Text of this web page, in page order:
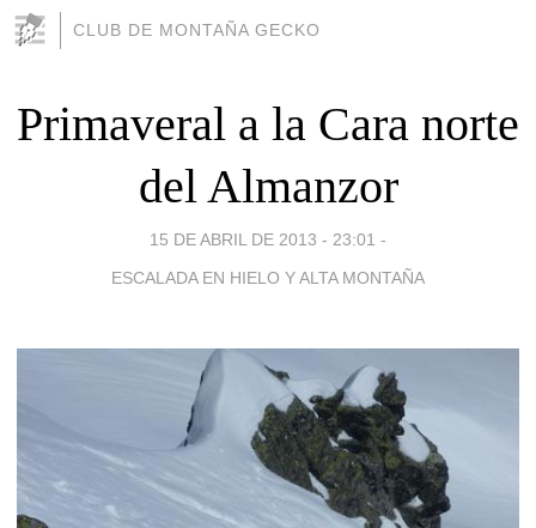
CLUB DE MONTAÑA GECKO
Primaveral a la Cara norte
del Almanzor
15 DE ABRIL DE 2013 - 23:01 -
ESCALADA EN HIELO Y ALTA MONTAÑA